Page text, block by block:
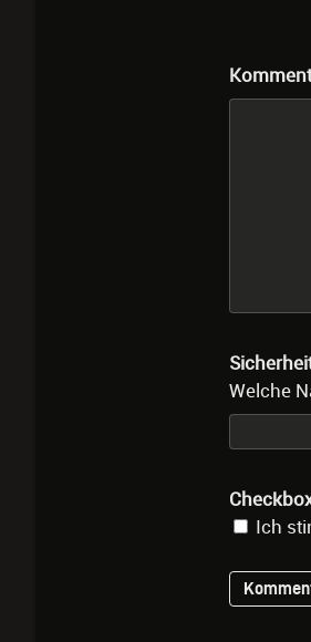
Welche
Ich